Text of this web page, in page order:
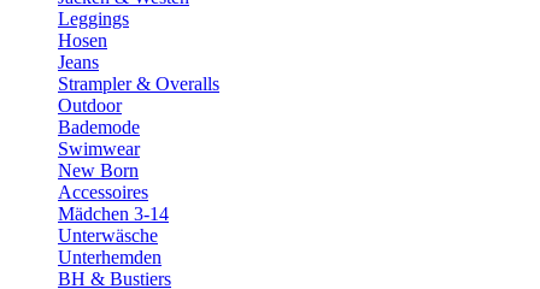
Leggings
Hosen
Jeans
Strampler & Overalls
Outdoor
Bademode
Swimwear
New Born
Accessoires
Mädchen 3-14
Unterwäsche
Unterhemden
BH & Bustiers